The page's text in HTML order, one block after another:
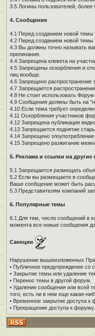
3.5 Логины пользователей,
4. Сообщения
4.1 Перед созданием новой темы
4.2 Перед созданием новой темы
4.3 Вы должны точно называть
препинания.
4.4 Запрещена клевета на
4.5 Запрещены оскорбления и
лиц вообще.
4.6 Запрещено распространение
4.7 Запрещается
4.8 Не стоит использовать
4.9 Сообщения должны быть на
4.10 Если тема требует
4.11 Оскорбления участников
4.12 Запрещена публикация
4.13 Запрещается поднятие
4.14 Запрещено
4.15 Запрещено разжигание
5. Реклама и ссылки на другие
5.1 Запрещается размещать
5.2 Если вы размещаете в
Ваше сообщение может быть
5.3 Представителям компаний
6. Популярные темы
6.1 Для тем, число сообщений в
момента все новые сообщения
Санкции
Нарушение вышеизложенных
• Публичное предупреждение со
• Закрытие темы или удаление
• Перенос темы в другой форум.
• Удаление сообщения или всей
того, есть ли в нем еще какая-
• Временное закрытие доступа к
• Прекращение доступа к форуму.